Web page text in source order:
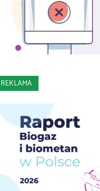
REKLAMA